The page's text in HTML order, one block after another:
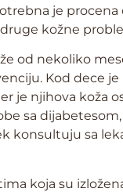
je
kožne
od nekoliko
Kod dece
je njihova koža
sa
konsultuju sa
koja su